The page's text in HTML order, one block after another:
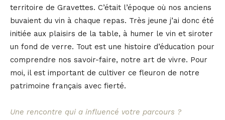
territoire de Gravettes. C’était l’époque où nos anciens
buvaient du vin à chaque repas. Très jeune j’ai donc été
initiée aux plaisirs de la table, à humer le vin et siroter
un fond de verre. Tout est une histoire d’éducation pour
comprendre nos savoir-faire, notre art de vivre. Pour
moi, il est important de cultiver ce fleuron de notre
patrimoine français avec fierté.
Une rencontre qui a influencé votre parcours ?